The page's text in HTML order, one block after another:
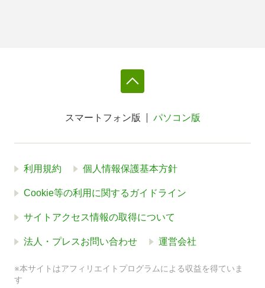
スマートフォン版 パソコン版
利用規約 個人情報保護基本方針
Cookie等の利用に関するガイドライン
サイトアクセス情報の取得について
法人・プレスお問い合わせ 運営会社
※本サイトはアフィリエイトプログラムによる収益を得ていま
す